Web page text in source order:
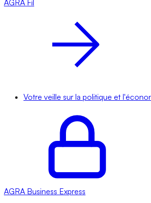
AGRA Fil
Votre veille sur la politique et
AGRA Business Express